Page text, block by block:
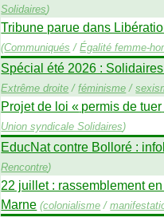
Solidaires)
Tribune parue dans
(Communiqués /Égalité femme-
Spécial été 2026 :
Extrême droite /féminisme /
Projet de loi « permis de tuer
Union syndicale Solidaires)
EducNat contre Bolloré :
Rencontre)
22 juillet : rassemblement
Marne (colonialisme /